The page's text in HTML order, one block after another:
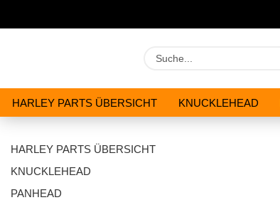
HARLEY PARTS ÜBERSICHT KNUCKLEHEAD
HARLEY PARTS ÜBERSICHT
KNUCKLEHEAD
PANHEAD